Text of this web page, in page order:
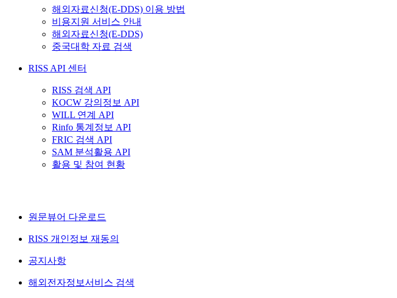
해외자료신청(E-DDS) 이용 방법
비용지원 서비스 안내
해외자료신청(E-DDS)
중국대학 자료 검색
RISS API 센터
RISS 검색 API
KOCW 강의정보 API
WILL 연계 API
Rinfo 통계정보 API
FRIC 검색 API
SAM 분석활용 API
활용 및 참여 현황
원문뷰어 다운로드
RISS 개인정보 재동의
공지사항
해외전자정보서비스 검색